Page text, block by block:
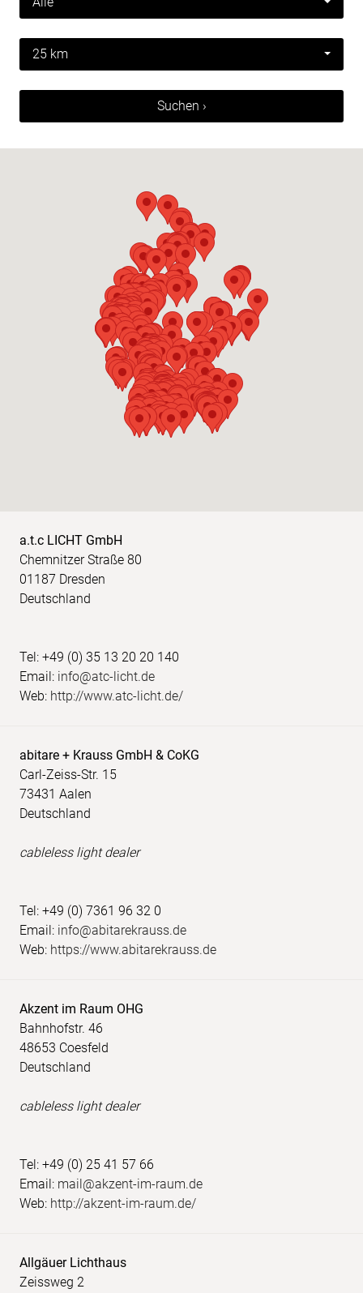
25 km
a.t.c LICHT GmbH
Chemnitzer Straße 80
01187 Dresden
Deutschland
Tel: +49 (0) 35 13 20 20 140
Email: info@atc-licht.de
Web: http://www.atc-licht.de/
abitare + Krauss GmbH & CoKG
Carl-Zeiss-Str. 15
73431 Aalen
Deutschland
cableless light dealer
Tel: +49 (0) 7361 96 32 0
Email: info@abitarekrauss.de
Web: https://www.abitarekrauss.de
Akzent im Raum OHG
Bahnhofstr. 46
48653 Coesfeld
Deutschland
cableless light dealer
Tel: +49 (0) 25 41 57 66
Email: mail@akzent-im-raum.de
Web: http://akzent-im-raum.de/
Allgäuer Lichthaus
Zeissweg 2